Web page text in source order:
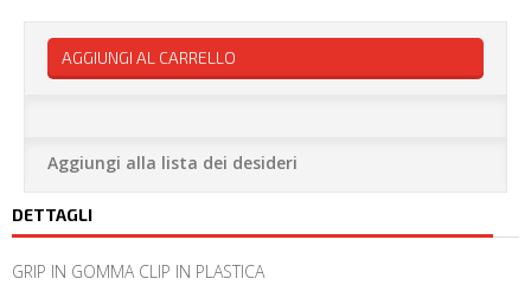
AGGIUNGI AL CARRELLO
Aggiungi alla lista dei desideri
DETTAGLI
GRIP IN GOMMA CLIP IN PLASTICA